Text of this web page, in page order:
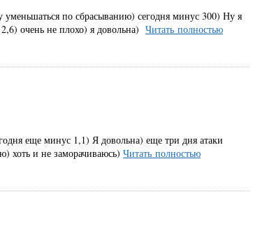
по сбрасыванию) сегодня минус 300) Ну я
очень не плохо) я довольна) Читать полностью
еще минус 1,1) Я довольна) еще три дня атаки
хоть и не заморачиваюсь) Читать полностью